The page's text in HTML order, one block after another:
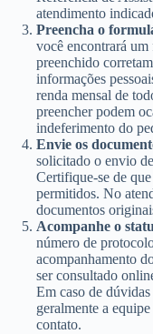
atendimento
Preencha o
você encontrará
preenchido
informações
renda mensal de
preencher podem
indeferimento do
Envie os
solicitado o envio
Certifique-se de
permitidos. No
documentos
Acompanhe o
número de
acompanhamento
ser consultado
Em caso de
geralmente a
contato.